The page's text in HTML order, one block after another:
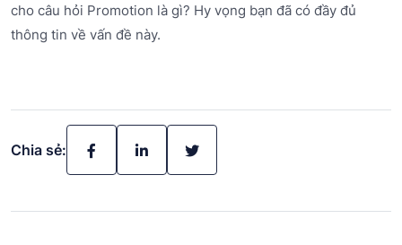
cho câu hỏi Promotion là gì? Hy vọng bạn đã có đầy đủ
thông tin về vấn đề này.
Chia sẻ: